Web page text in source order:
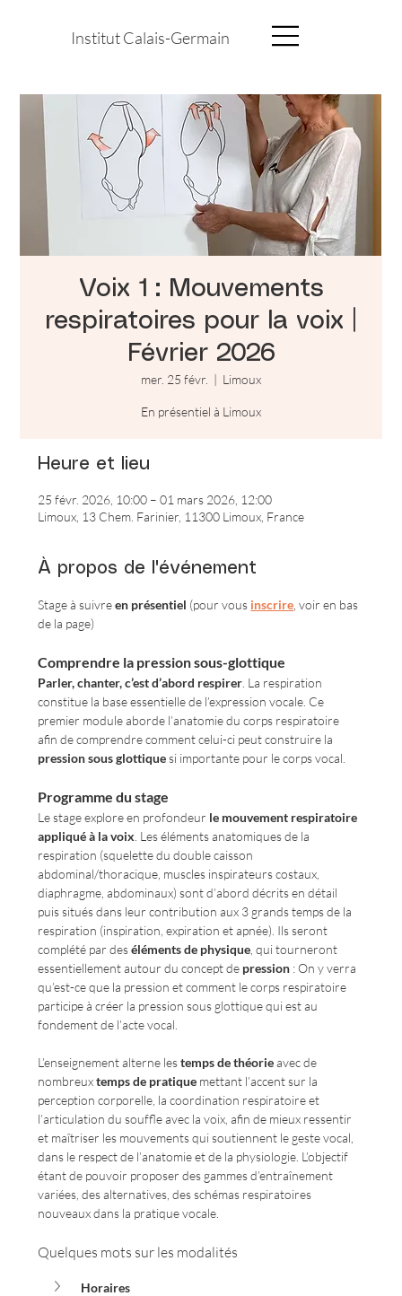
Institut Calais-Germain
Voix 1 : Mouvements
respiratoires pour la voix |
Février 2026
mer. 25 févr.
  |
Limoux
En présentiel à Limoux
Heure et lieu
25 févr. 2026, 10:00 – 01 mars 2026, 12:00
Limoux, 13 Chem. Farinier, 11300 Limoux, France
À propos de l'événement
Stage à suivre en présentiel (pour vous inscrire , voir en bas
de la page)
Comprendre la pression sous-glottique
Parler, chanter, c’est d’abord respirer . La respiration
constitue la base essentielle de l’expression vocale. Ce
premier module aborde l’anatomie du corps respiratoire
afin de comprendre comment celui-ci peut construire la
pression sous glottique si importante pour le corps vocal.
Programme du stage
Le stage explore en profondeur le mouvement respiratoire
appliqué à la voix . Les éléments anatomiques de la
respiration (squelette du double caisson
abdominal/thoracique, muscles inspirateurs costaux,
diaphragme, abdominaux) sont d’abord décrits en détail
puis situés dans leur contribution aux 3 grands temps de la
respiration (inspiration, expiration et apnée). Ils seront
complété par des éléments de physique , qui tourneront
essentiellement autour du concept de pression : On y verra
qu’est-ce que la pression et comment le corps respiratoire
participe à créer la pression sous glottique qui est au
fondement de l’acte vocal.
L’enseignement alterne les temps de théorie avec de
nombreux temps de pratique mettant l’accent sur la
perception corporelle, la coordination respiratoire et
l’articulation du souffle avec la voix, afin de mieux ressentir
et maîtriser les mouvements qui soutiennent le geste vocal,
dans le respect de l’anatomie et de la physiologie. L’objectif
étant de pouvoir proposer des gammes d’entraînement
variées, des alternatives, des schémas respiratoires
nouveaux dans la pratique vocale.
Quelques mots sur les modalités
Horaires